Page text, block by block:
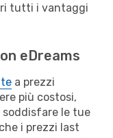
tutti i vantaggi
eDreams
a prezzi
più costosi,
soddisfare le tue
i prezzi last